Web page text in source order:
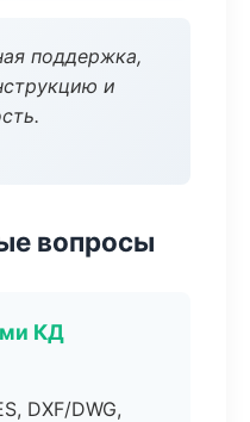
поддержка,
и
вопросы
КД
DXF/DWG,